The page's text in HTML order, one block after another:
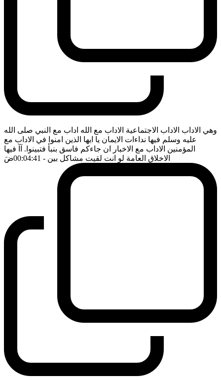
وهي الاداب الاداب الاجتماعية الاداب مع الله اداب مع النبي صلى الله
عليه وسلم فيها نداءات الايمان يا ايها الذين امنوا في الاداب مع
المؤمنين الاداب مع الاخبار ان جاءكم فاسق بنبأ فتبينوا. آآ فيها
الاخلاق العامة لو انت لقيت مشاكل بين - 00:04:41 ضَ